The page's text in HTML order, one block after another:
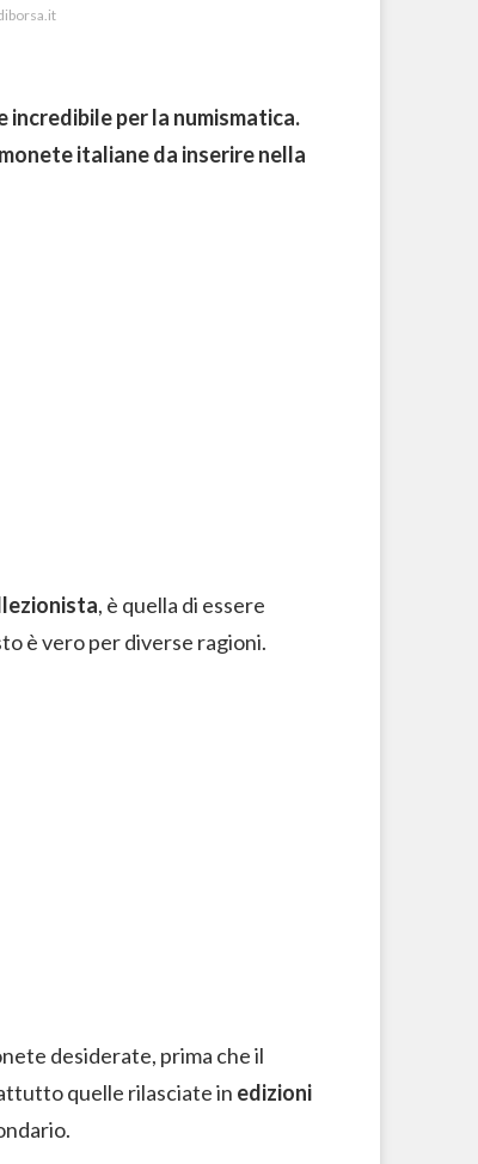
incredibile per la numismatica.
italiane da inserire nella
, è quella di essere
è vero per diverse ragioni.
desiderate, prima che il
quelle rilasciate in edizioni